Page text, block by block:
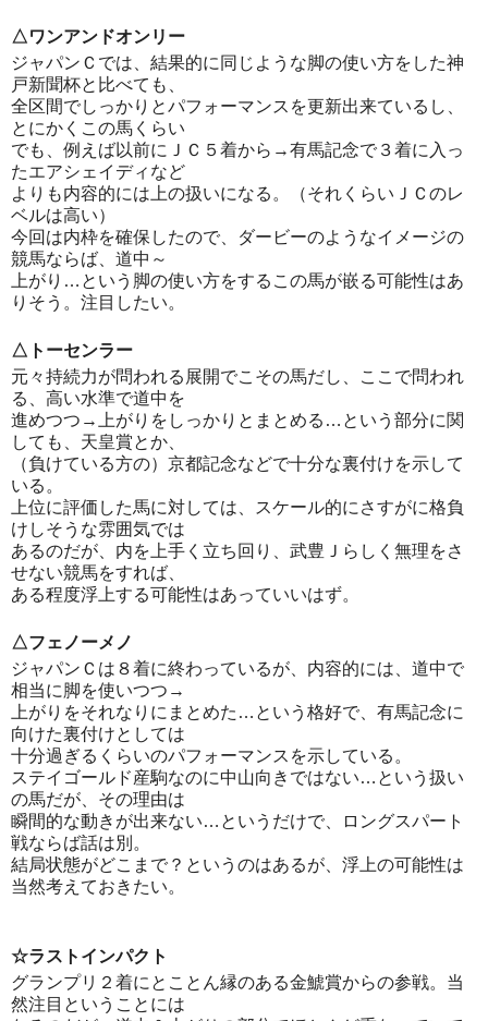
△ワンアンドオンリー
ジャパンＣでは、結果的に同じような脚の使い方をした神
戸新聞杯と比べても、
全区間でしっかりとパフォーマンスを更新出来ているし、
とにかくこの馬くらい
でも、例えば以前にＪＣ５着から→有馬記念で３着に入っ
たエアシェイディなど
よりも内容的には上の扱いになる。（それくらいＪＣのレ
ベルは高い）
今回は内枠を確保したので、ダービーのようなイメージの
競馬ならば、道中～
上がり…という脚の使い方をするこの馬が嵌る可能性はあ
りそう。注目したい。
△トーセンラー
元々持続力が問われる展開でこその馬だし、ここで問われ
る、高い水準で道中を
進めつつ→上がりをしっかりとまとめる…という部分に関
しても、天皇賞とか、
（負けている方の）京都記念などで十分な裏付けを示して
いる。
上位に評価した馬に対しては、スケール的にさすがに格負
けしそうな雰囲気では
あるのだが、内を上手く立ち回り、武豊Ｊらしく無理をさ
せない競馬をすれば、
ある程度浮上する可能性はあっていいはず。
△フェノーメノ
ジャパンＣは８着に終わっているが、内容的には、道中で
相当に脚を使いつつ→
上がりをそれなりにまとめた…という格好で、有馬記念に
向けた裏付けとしては
十分過ぎるくらいのパフォーマンスを示している。
ステイゴールド産駒なのに中山向きではない…という扱い
の馬だが、その理由は
瞬間的な動きが出来ない…というだけで、ロングスパート
戦ならば話は別。
結局状態がどこまで？というのはあるが、浮上の可能性は
当然考えておきたい。
☆ラストインパクト
グランプリ２着にとことん縁のある金鯱賞からの参戦。当
然注目ということには